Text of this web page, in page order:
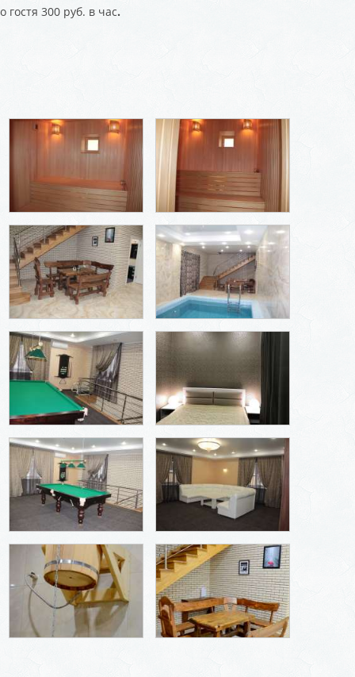
гостя 300 руб. в час.